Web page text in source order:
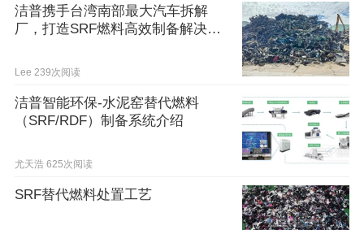
洁普携手台湾南部最大汽车拆解
厂，打造SRF燃料高效制备解决方
Lee 239次阅读
洁普智能环保-水泥窑替代燃料
（SRF/RDF）制备系统介绍
尤天浩 625次阅读
SRF替代燃料处置工艺